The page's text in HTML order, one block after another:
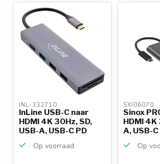
INL-33271O
InLine USB-C naar
HDMI 4K 30Hz, SD,
USB-A, USB-C PD
Op voorraad
SXI06070
Sinox
HDMI 4K
A, USB-
Op